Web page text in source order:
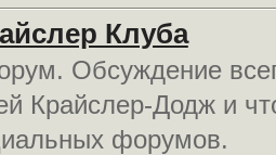
Клуба
Обсуждение
Крайслер-Додж и
форумов.